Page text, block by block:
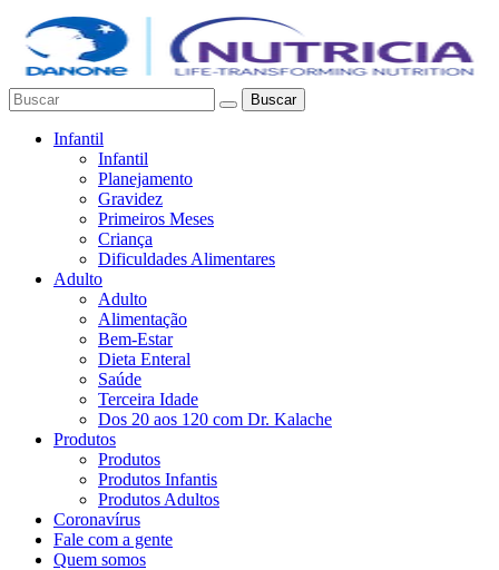
Buscar
Infantil
Infantil
Planejamento
Gravidez
Primeiros Meses
Criança
Dificuldades Alimentares
Adulto
Adulto
Alimentação
Bem-Estar
Dieta Enteral
Saúde
Terceira Idade
Dos 20 aos 120 com Dr. Kalache
Produtos
Produtos
Produtos Infantis
Produtos Adultos
Coronavírus
Fale com a gente
Quem somos